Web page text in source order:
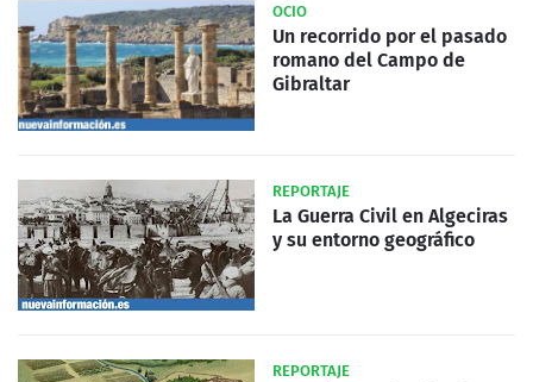
OCIO
Un recorrido por el pasado
romano del Campo de
Gibraltar
REPORTAJE
La Guerra Civil en Algeciras
y su entorno geográfico
REPORTAJE